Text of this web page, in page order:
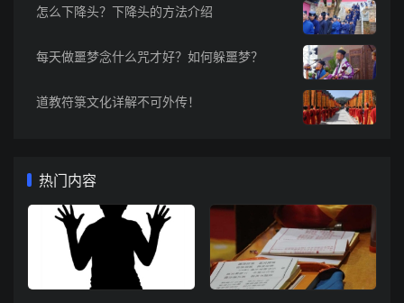
怎么下降头？下降头的方法介绍
每天做噩梦念什么咒才好？如何躲噩梦？
道教符箓文化详解不可外传！
热门内容